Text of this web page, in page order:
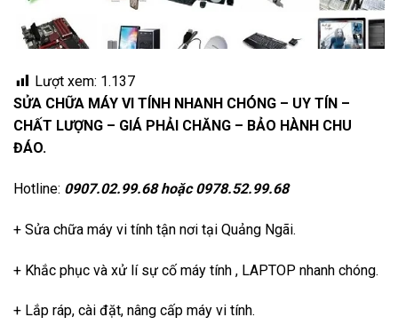
Lượt xem: 1.137
SỬA CHỮA MÁY VI TÍNH NHANH CHÓNG – UY TÍN –
CHẤT LƯỢNG – GIÁ PHẢI CHĂNG – BẢO HÀNH CHU
ĐÁO.
Hotline: 0907.02.99.68hoặc0978.52.99.68
+ Sửa chữa máy vi tính tận nơi tại Quảng Ngãi.
+ Khắc phục và xử lí sự cố máy tính , LAPTOP nhanh chóng.
+ Lắp ráp, cài đặt, nâng cấp máy vi tính.